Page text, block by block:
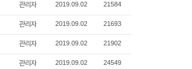
관리자 2019.09.02 21584
관리자 2019.09.02 21693
관리자 2019.09.02 21902
관리자 2019.09.02 24549